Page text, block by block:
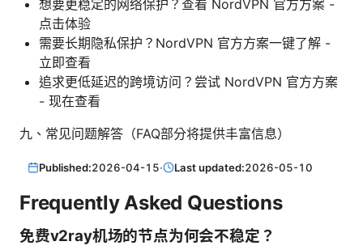
想要更稳定的网络保护？查看 NordVPN 官方方案 -
点击体验
需要长期隐私保护？NordVPN 官方方案一键了解 -
立即查看
追求更低延迟的跨境访问？尝试 NordVPN 官方方案
- 现在查看
九、常见问题解答（FAQ部分将提供丰富信息）
Published:2026-04-15· Last updated:2026-05-10
Frequently Asked Questions
免费v2ray机场的节点为何会不稳定？